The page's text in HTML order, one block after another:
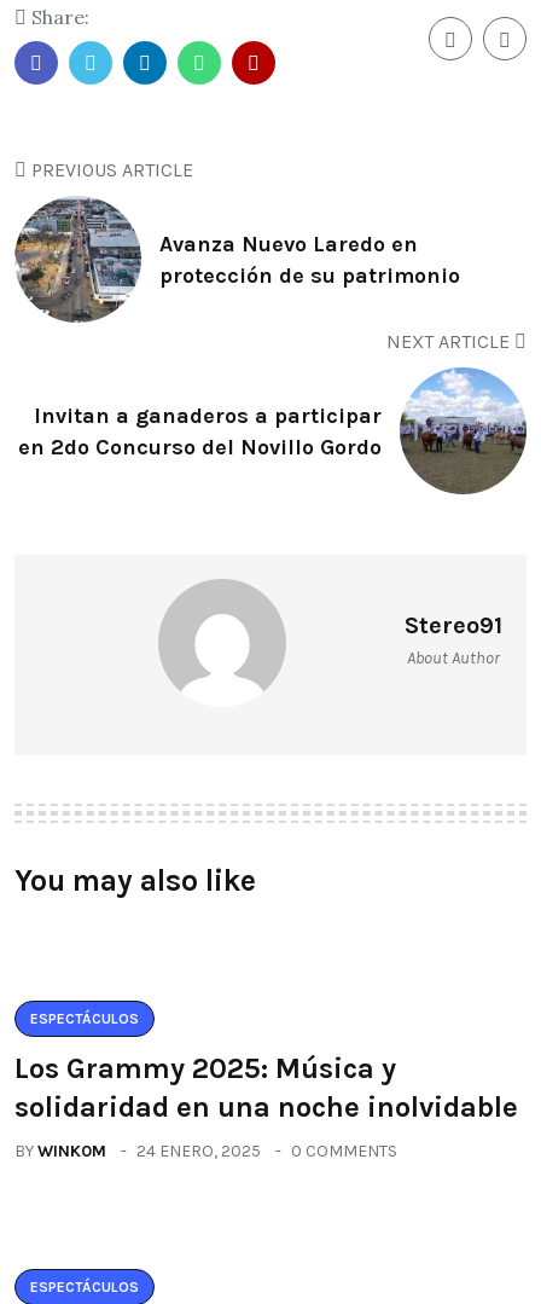
Share:
PREVIOUS ARTICLE
Avanza Nuevo Laredo en
protección de su patrimonio
NEXT ARTICLE
Invitan a ganaderos a participar
en 2do Concurso del Novillo Gordo
Stereo91
About Author
You may also like
ESPECTÁCULOS
Los Grammy 2025: Música y
solidaridad en una noche inolvidable
BYWINK0M 24 ENERO, 2025 0 COMMENTS
ESPECTÁCULOS